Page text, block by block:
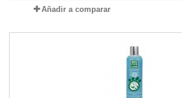
Añadir a comparar